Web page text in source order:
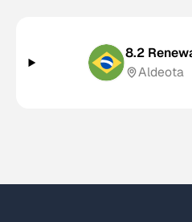
8.2
Aldeota